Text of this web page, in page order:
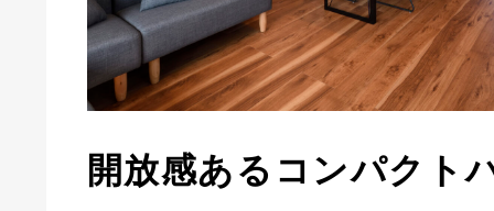
開放感あるコンパクト